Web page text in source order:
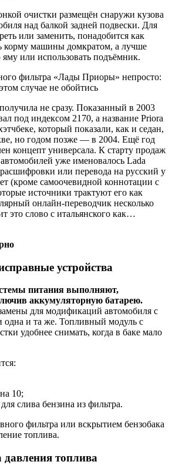
очистки размещён снаружи кузова
над балкой задней подвески. Для
или заменить, понадобится как
корму машины домкратом, а лучше
яму или использовать подъёмник.
фильтра «Лады Приоры» непросто:
случае не обойтись
не сразу. Показанный в 2003
под индексом 2170, а название Priora
который показали, как и седан,
но годом позже — в 2004. Ещё год
концепт универсала. К старту продаж
уже именовалось Lada
или перевода на русский у
(кроме самоочевидной коннотации с
источники трактуют его как
онлайн-переводчик несколько
это слово с итальянского как…
устройства
питания выполняют,
аккумуляторную батарею.
для модификаций автомобиля с
одна и та же. Топливный модуль с
удобнее снимать, когда в баке мало
10;
слива бензина из фильтра.
фильтра или вскрытием бензобака
топлива.
топлива